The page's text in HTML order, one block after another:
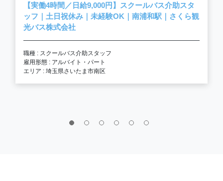
【実働4時間／日給9,000円】スクールバス介助スタ
ッフ｜土日祝休み｜未経験OK｜南浦和駅｜さくら観
光バス株式会社
職種 : スクールバス介助スタッフ
雇用形態 : アルバイト・パート
エリア : 埼玉県さいたま市南区